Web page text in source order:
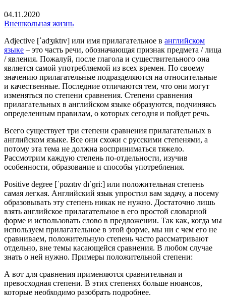
04.11.2020
Внешкольная жизнь
Adjective [ˈadʒɪktɪv] или имя прилагательное в английском
языке – это часть речи, обозначающая признак предмета / лица
/ явления. Пожалуй, после глагола и существительного она
является самой употребляемой из всех времен. По своему
значению прилагательные подразделяются на относительные
и качественные. Последние отличаются тем, что они могут
изменяться по степени сравнения. Степени сравнения
прилагательных в английском языке образуются, подчиняясь
определенным правилам, о которых сегодня и пойдет речь.
Всего существует три степени сравнения прилагательных в
английском языке. Все они схожи с русскими степенями, а
потому эта тема не должна восприниматься тяжело.
Рассмотрим каждую степень по-отдельности, изучив
особенности, образование и способы употребления.
Positive degree [ˈpɒzɪtɪv dɪˈɡriː] или положительная степень
самая легкая. Английский язык упростил вам задачу, а посему
образовывать эту степень никак не нужно. Достаточно лишь
взять английское прилагательное в его простой словарной
форме и использовать слово в предложении. Так как, когда мы
используем прилагательное в этой форме, мы ни с чем его не
сравниваем, положительную степень часто рассматривают
отдельно, вне темы касающейся сравнения. В любом случае
знать о ней нужно. Примеры положительной степени:
А вот для сравнения применяются сравнительная и
превосходная степени. В этих степенях больше нюансов,
которые необходимо разобрать подробнее.